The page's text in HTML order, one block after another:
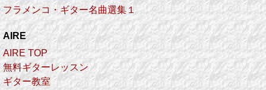
フラメンコ・ギター名曲選集１
AIRE
AIRE TOP
無料ギターレッスン
ギター教室